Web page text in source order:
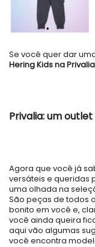
Se você quer dar
Hering Kids na Privalia
Privalia: um
Agora que você já
versáteis e queridas
uma olhada na
São peças de todos
bonito em você e,
você ainda queira
aqui vão algumas
você encontra